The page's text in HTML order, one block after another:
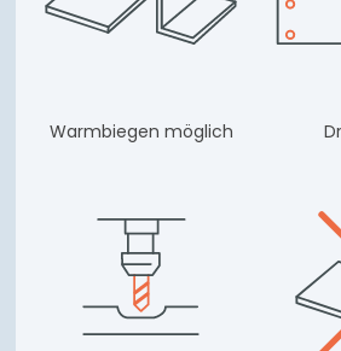
Warmbiegen möglich